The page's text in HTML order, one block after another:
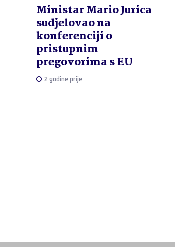
Ministar Mario Jurica
sudjelovao na
konferenciji o
pristupnim
pregovorima s EU
2 godine prije